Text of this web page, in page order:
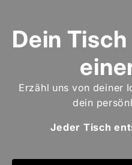
Dein
Erzähl uns von deiner
dein
Jeder Tisch